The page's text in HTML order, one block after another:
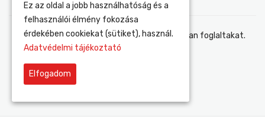
Elfogadom az adatvédelmi tájékoztatóban foglaltakat.
Ez az oldal a jobb használhatóság és a
felhasználói élmény fokozása
érdekében cookiekat (sütiket), használ.
Adatvédelmi tájékoztató
Elfogadom